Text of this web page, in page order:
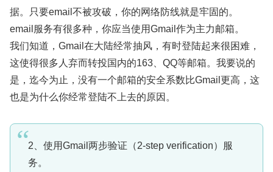
据。只要email不被攻破，你的网络防线就是牢固的。
email服务有很多种，你应当使用Gmail作为主力邮箱。
我们知道，Gmail在大陆经常抽风，有时登陆起来很困难，
这使得很多人弃而转投国内的163、QQ等邮箱。我要说的
是，迄今为止，没有一个邮箱的安全系数比Gmail更高，这
也是为什么你经常登陆不上去的原因。
2、使用Gmail两步验证（2-step verification）服
务。